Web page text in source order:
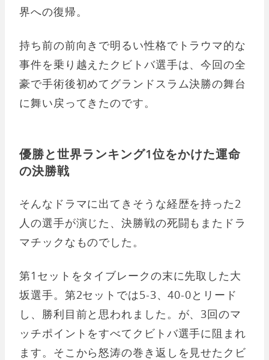
界への復帰。
持ち前の前向きで明るい性格でトラウマ的な
事件を乗り越えたクビトバ選手は、今回の全
豪で手術後初めてグランドスラム決勝の舞台
に舞い戻ってきたのです。
優勝と世界ランキング1位をかけた運命
の決勝戦
そんなドラマに出てきそうな経歴を持った2
人の選手が演じた、決勝戦の死闘もまたドラ
マチックなものでした。
第1セットをタイブレークの末に先取した大
坂選手。第2セットでは5-3、40-0とリード
し、勝利目前と思われました。が、3回のマ
ッチポイントをすべてクビトバ選手に阻まれ
ます。そこから怒涛の巻き返しを見せたクビ